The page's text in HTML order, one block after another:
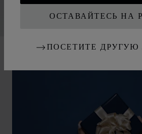
ОСТАВАЙТЕСЬ НА
ПОСЕТИТЕ